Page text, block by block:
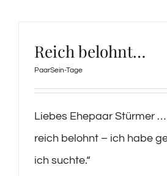
Reich belohnt…
PaarSein-Tage
Liebes Ehepaar Stürmer …
reich belohnt – ich habe
ich suchte.“